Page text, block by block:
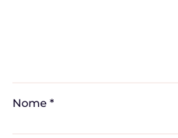
Nome *